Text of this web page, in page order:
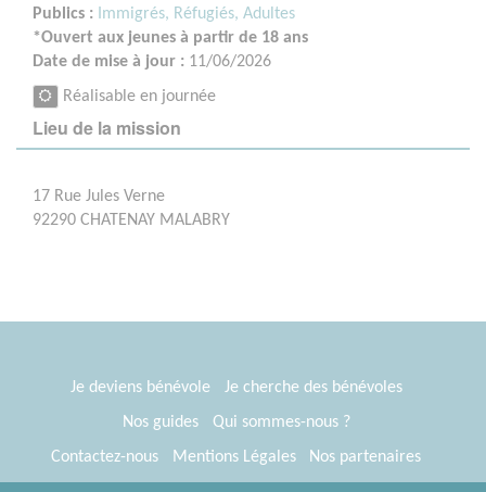
Publics : Immigrés, Réfugiés, Adultes
*Ouvert aux jeunes à partir de 18 ans
Date de mise à jour : 11/06/2026
Réalisable en journée
Lieu de la mission
17 Rue Jules Verne
92290 CHATENAY MALABRY
Je deviens bénévole
Je cherche des bénévoles
Nos guides
Qui sommes-nous ?
Contactez-nous
Mentions Légales
Nos partenaires